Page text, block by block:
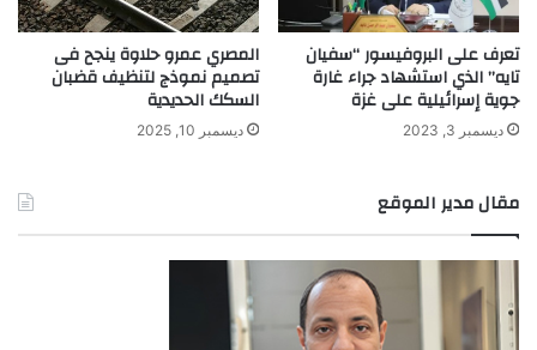
تعرف على البروفيسور “سفيان
تايه” الذي استشهاد جراء غارة
جوية إسرائيلية على غزة
ديسمبر 3, 2023
المصري عمرو حلاوة ينجح فى
تصميم نموذج لتنظيف قضبان
السكك الحديدية
ديسمبر 10, 2025
مقال مدير الموقع